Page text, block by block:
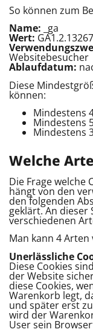
So können zum
Name: _ga
Wert:
Websitebesucher
Ablaufdatum:
Diese
können:
Mindestens
Mindestens
Mindestens
Welche
Die Frage welche
hängt von den
den folgenden
geklärt. An
verschiedenen
Man kann 4
Unerlässliche
Diese Cookies
der Website
diese Cookies,
Warenkorb legt,
und später erst
wird der
User sein